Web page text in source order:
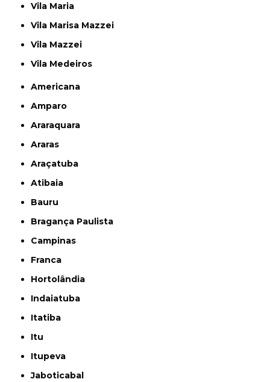
Vila Maria
Vila Marisa Mazzei
Vila Mazzei
Vila Medeiros
Americana
Amparo
Araraquara
Araras
Araçatuba
Atibaia
Bauru
Bragança Paulista
Campinas
Franca
Hortolândia
Indaiatuba
Itatiba
Itu
Itupeva
Jaboticabal